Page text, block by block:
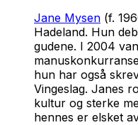
Jane Mysen (f.
Hadeland. Hun
gudene. I 2004
hun har også
Vingeslag. Janes
kultur og sterke
hennes er elsket